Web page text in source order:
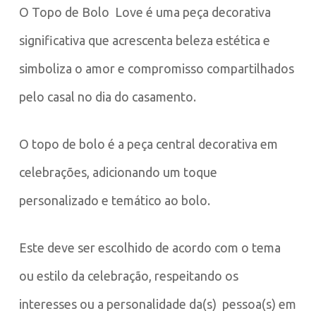
O Topo de Bolo Love é uma peça decorativa
significativa que acrescenta beleza estética e
simboliza o amor e compromisso compartilhados
pelo casal no dia do casamento.
O topo de bolo é a peça central decorativa em
celebrações, adicionando um toque
personalizado e temático ao bolo.
Este deve ser escolhido de acordo com o tema
ou estilo da celebração, respeitando os
interesses ou a personalidade da(s) pessoa(s) em